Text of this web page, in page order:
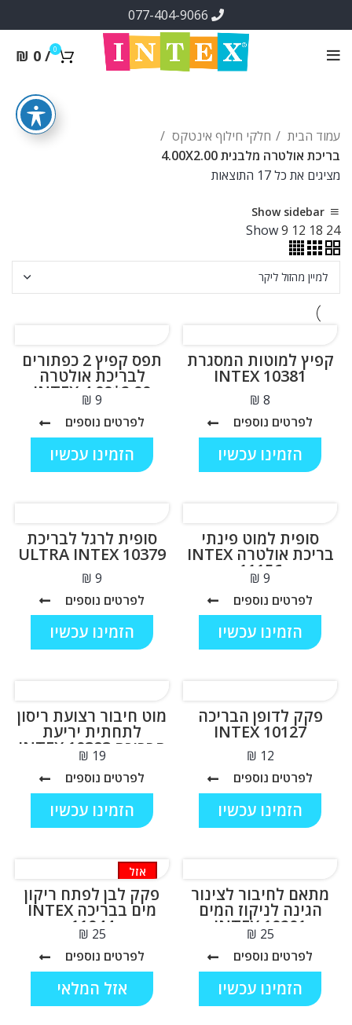
0
/
₪ 0
עמוד הבית
חלקי חילוף אינטקס
בריכת אולטרה מלבנית 4.00X2.00
מציגים את כל ⁦17⁩ התוצאות
ממוין
Show sidebar
Show9 12 18 24
קפיץ למוטות המסגרת
INTEX 10381
₪
לפרטים נוספים
הזמינו עכשיו
תפס קפיץ 2 כפתורים
לבריכת אולטרה
2.00*4.00 INTEX
10382
₪
לפרטים נוספים
הזמינו עכשיו
סופית למוט פינתי
בריכת אולטרה INTEX
11156
₪
לפרטים נוספים
הזמינו עכשיו
סופית לרגל לבריכת
ULTRA INTEX 10379
₪
לפרטים נוספים
הזמינו עכשיו
פקק לדופן הבריכה
INTEX 10127
₪
לפרטים נוספים
הזמינו עכשיו
מוט חיבור רצועת ריסון
לתחתית יריעת
הבריכה INTEX 10383
₪
לפרטים נוספים
הזמינו עכשיו
מתאם לחיבור לצינור
הגינה לניקוז המים
INTEX 10201
₪
לפרטים נוספים
הזמינו עכשיו
אזל
המלאי
פקק לבן לפתח ריקון
מים בבריכה INTEX
11044
₪
לפרטים נוספים
אזל המלאי